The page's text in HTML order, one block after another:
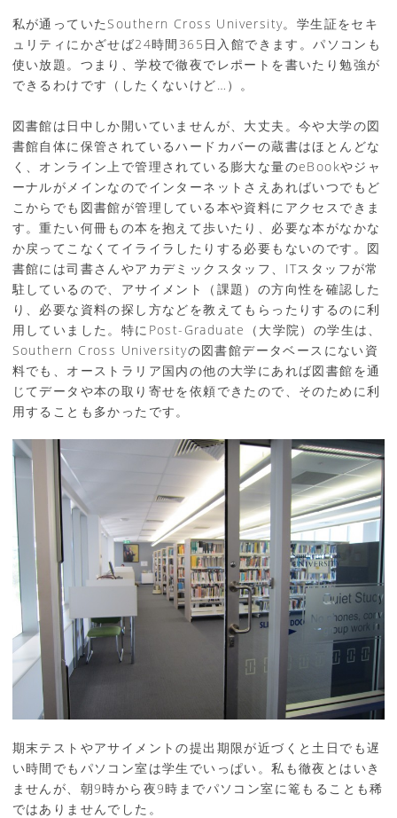
私が通っていたSouthern Cross University。学生証をセキ
ュリティにかざせば24時間365日入館できます。パソコンも
使い放題。つまり、学校で徹夜でレポートを書いたり勉強が
できるわけです（したくないけど…）。
図書館は日中しか開いていませんが、大丈夫。今や大学の図
書館自体に保管されているハードカバーの蔵書はほとんどな
く、オンライン上で管理されている膨大な量のeBookやジャ
ーナルがメインなのでインターネットさえあればいつでもど
こからでも図書館が管理している本や資料にアクセスできま
す。重たい何冊もの本を抱えて歩いたり、必要な本がなかな
か戻ってこなくてイライラしたりする必要もないのです。図
書館には司書さんやアカデミックスタッフ、ITスタッフが常
駐しているので、アサイメント（課題）の方向性を確認した
り、必要な資料の探し方などを教えてもらったりするのに利
用していました。特にPost-Graduate（大学院）の学生は、
Southern Cross Universityの図書館データベースにない資
料でも、オーストラリア国内の他の大学にあれば図書館を通
じてデータや本の取り寄せを依頼できたので、そのために利
用することも多かったです。
期末テストやアサイメントの提出期限が近づくと土日でも遅
い時間でもパソコン室は学生でいっぱい。私も徹夜とはいき
ませんが、朝9時から夜9時までパソコン室に篭もることも稀
ではありませんでした。